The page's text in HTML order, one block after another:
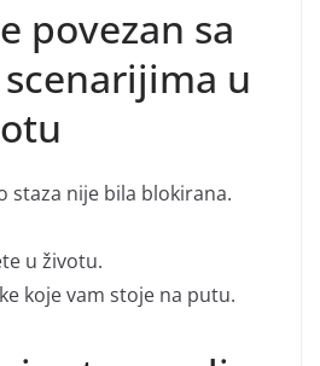
povezan sa
u
staza nije bila blokirana.
u životu.
koje vam stoje na putu.